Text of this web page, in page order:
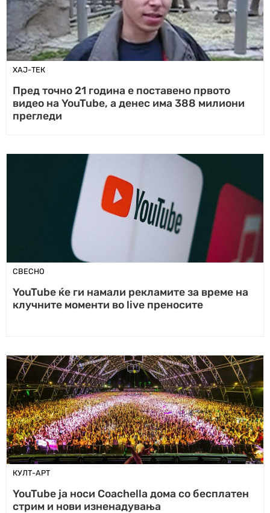
ХАЈ-ТЕК
Пред точно 21 година е поставено првото
видео на YouTube, а денес има 388 милиони
прегледи
СВЕСНО
YouTube ќе ги намали рекламите за време на
клучните моменти во live преносите
КУЛТ-АРТ
YouTube ја носи Coachella дома со бесплатен
стрим и нови изненадувања